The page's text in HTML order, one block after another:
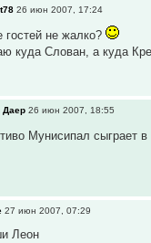
26 июн 2007, 17:24
гостей не жалко?
куда Слован, а куда
Даер 26 июн 2007, 18:55
Мунисипал сыграет
27 июн 2007, 07:29
Леон